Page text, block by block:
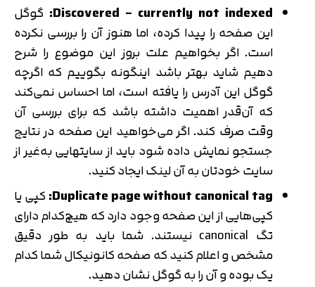
Discovered – currently not indexed: گوگل
این صفحه را پیدا کرده، اما هنوز آن را بررسی نکرده
است. اگر بخواهیم علت بروز این موضوع را شرح
دهیم شاید بهتر باشد اینگونه بگوییم که اگرچه
گوگل این آدرس را یافته است، اما احساس نمی‌کند
که آن‌قدر اهمیت داشته باشد که برای بررسی آن
وقت صرف کند. اگر می‌خواهید این صفحه در نتایج
جستجو نمایش داده شود باید از سایتهایی به‌غیر از
سایت خودتان به آن لینک ایجاد کنید.
Duplicate page without canonical tag: کپی یا
کپی‌هایی از این صفحه وجود دارد که هیچ‌کدام دارای
تگ canonical نیستند. شما باید به طور دقیق
مشخص و اعلام کنید که صفحه کانونیکال شما کدام
یک بوده و آن را به گوگل نشان دهید.